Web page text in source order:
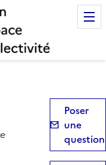
Poser
une
question